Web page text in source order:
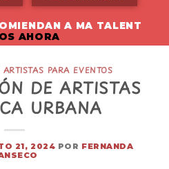
A MA TALENT
AHORA
PARA EVENTOS
DE ARTISTAS
URBANA
21, 2024 POR FERNANDA